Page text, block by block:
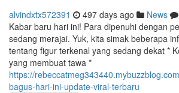
alvindxtx572391 497 days ago News
Kabar baru hari ini! Para dipenuhi dengan
sedang merajai. Yuk, kita simak beberapa
tentang figur terkenal yang sedang dekat *
yang membuat tawa *
https://
bagus-hari-ini-update-viral-terbaru